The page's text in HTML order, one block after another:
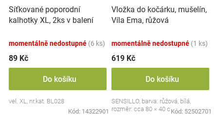
Síťkované poporodní
kalhotky XL, 2ks v balení
momentálně nedostupné (6 ks)
89 Kč
Do košíku
vel. XL, nr.kat. BL028
Kód: 14322901
Vložka do kočárku, mušelín,
Víla Ema, růžová
momentálně nedostupné (1 ks)
619 Kč
Do košíku
SENSILLO, barva: růžová, bílá,
rozměr: cca 80 × 40 cmKód: 52502701